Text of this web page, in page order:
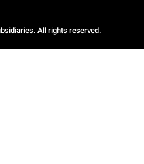
All rights reserved.